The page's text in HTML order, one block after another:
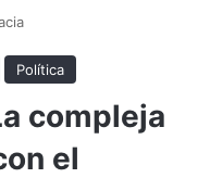
Política
compleja
el